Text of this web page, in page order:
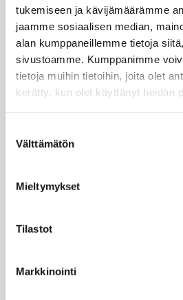
tukemiseen ja kävijämäärämme
jaamme sosiaalisen median,
alan kumppaneillemme tietoja
sivustoamme. Kumppanimme
tietoja muihin tietoihin, joita olet
kerätty, kun olet käyttänyt heidän
valinta
Välttämätön
Mieltymykset
Tilastot
Markkinointi
JOBI
TYÖELÄMÄOPAS
Työnhaku
KirVESTES 2025-2028, KJTES sekä
Palkkaus
Työttömyys ja lomautukset